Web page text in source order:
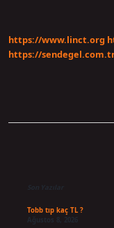
https://www.linct.org
https://
Son Yazılar
Tobb tıp kaç TL ?
Ağustos 8, 2026